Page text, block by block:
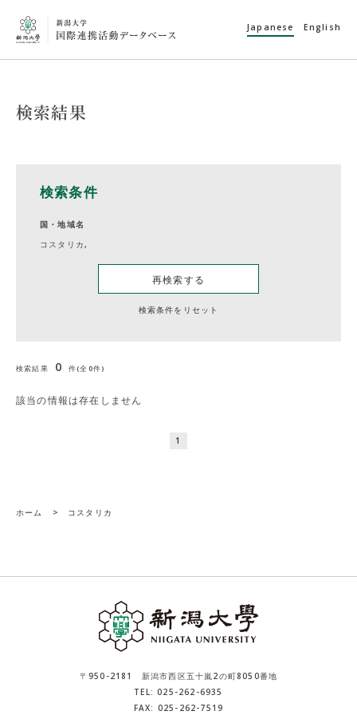
Japanese English
検索結果
検索条件
国・地域名
コスタリカ,
再検索する
検索条件をリセット
検索結果 0 件(全0件)
該当の情報は存在しません
1
ホーム > コスタリカ
〒950-2181 新潟市西区五十嵐2の町8050番地
TEL: 025-262-6935
FAX: 025-262-7519